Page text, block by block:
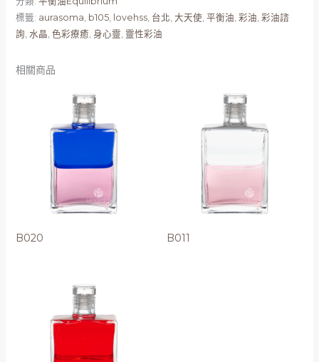
標籤: aurasoma b105, lovehss, 台北 大天使 平衡油 彩油 彩油諮
詢 水晶 色彩療癒 身心靈 靈性彩油
相關商品
B020 B011